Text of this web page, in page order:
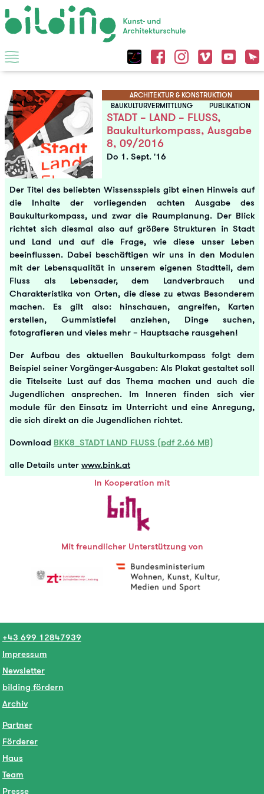
ARCHITEKTUR & KONSTRUKTION
BAUKULTURVERMITTLUNG
PUBLIKATION
STADT – LAND – FLUSS,
Baukulturkompass, Ausgabe
8, 09/2016
Do 1. Sept. '16
Der Titel des beliebten Wissensspiels gibt einen Hinweis auf
die Inhalte der vorliegenden achten Ausgabe des
Baukulturkompass, und zwar die Raumplanung. Der Blick
richtet sich diesmal also auf größere Strukturen in Stadt
und Land und auf die Frage, wie diese unser Leben
beeinflussen. Dabei beschäftigen wir uns in den Modulen
mit der Lebensqualität in unserem eigenen Stadtteil, dem
Fluss als Lebensader, dem Landverbrauch und
Charakteristika von Orten, die diese zu etwas Besonderem
machen. Es gilt also: hinschauen, angreifen, Karten
erstellen, Gummistiefel anziehen, Dinge suchen,
fotografieren und vieles mehr – Hauptsache rausgehen!
Der Aufbau des aktuellen Baukulturkompass folgt dem
Beispiel seiner Vorgänger-Ausgaben: Als Plakat gestaltet soll
die Titelseite Lust auf das Thema machen und auch die
Jugendlichen ansprechen. Im Inneren finden sich vier
module für den Einsatz im Unterricht und eine Anregung,
die sich direkt an die Jugendlichen richtet.
Download BKK8_STADT LAND FLUSS (pdf 2.66 MB)
alle Details unter www.bink.at
In Kooperation mit
Mit freundlicher Unterstützung von
+43 699 12847939
Impressum
Newsletter
bilding fördern
Archiv
Partner
Förderer
Haus
Team
Presse